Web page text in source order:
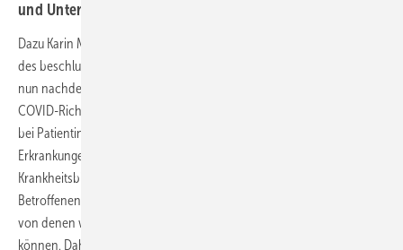
und Unterstützungsmöglichkeiten koordinieren.
Dazu Karin Maag, unparteiisches Mitglied des G-BA und Vorsitzende
des beschlussvorbereitenden Unterausschusses: „Ich hoffe sehr, dass
nun nachdem die vertragsärztliche Vergütung feststeht, die Long-
COVID-Richtlinie dazu beitragen wird, die Versorgung zu verbessern:
bei Patientinnen und Patienten mit Long-COVID, aber auch mit
Erkrankungen ganz ähnlicher Ursachen oder Symptome. Das
Krankheitsbild Long-COVID ist sehr komplex, die Leiden der
Betroffenen sehr individuell. Das sind zwei der wenigen Erkenntnisse,
von denen wir bei diesem Krankheitsbild verlässlich ausgehen
können. Daher haben wir der Behandlungsplanung und -